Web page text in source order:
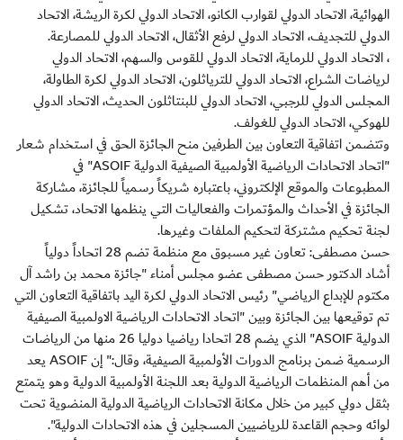
الهوائية، الاتحاد الدولي لقوارب الكانو، الاتحاد الدولي لكرة الريشة، الاتحاد
الدولي للتجديف، الاتحاد الدولي لرفع الأثقال، الاتحاد الدولي للمصارعة.
، الاتحاد الدولي للرماية، الاتحاد الدولي للقوس والسهم، الاتحاد الدولي
لرياضات الشراع، الاتحاد الدولي للترياثلون، الاتحاد الدولي لكرة الطاولة،
المجلس الدولي للرجبي، الاتحاد الدولي للبنتاثلون الحديث، الاتحاد الدولي
للهوكي، الاتحاد الدولي للغولف.
وتتضمن اتفاقية التعاون بين الطرفين منح الجائزة الحق في استخدام شعار
"اتحاد الاتحادات الرياضية الأولمبية الصيفية الدولية ASOIF" في
المطبوعات والموقع الإلكتروني، باعتباره شريكاً رسمياً للجائزة، مشاركة
الجائزة في الأحداث والمؤتمرات والفعاليات التي ينظمها الاتحاد، تشكيل
لجنة تحكيم مشتركة لتحكيم الملفات وغيرها.
حسن مصطفى: تعاون غير مسبوق مع منظمة تضم 28 اتحاداً دولياً
أشاد الدكتور حسن مصطفى عضو مجلس أمناء "جائزة محمد بن راشد آل
مكتوم للإبداع الرياضي" رئيس الاتحاد الدولي لكرة اليد باتفاقية التعاون التي
تم توقيعها بين الجائزة وبين "اتحاد الاتحادات الرياضية الاولمبية الصيفية
الدولية ASOIF" الذي يضم 28 اتحادا رياضيا دوليا 26 منها من الرياضات
الرسمية ضمن برنامج الدورات الأولمبية الصيفية، وقال:" إن ASOIF يعد
من أهم المنظمات الرياضية الدولية بعد اللجنة الأولمبية الدولية وهو يتمتع
بثقل دولي كبير من خلال مكانة الاتحادات الرياضية الدولية المنضوية تحت
لوائه وحجم القاعدة للرياضيين المسجلين في هذه الاتحادات الدولية".